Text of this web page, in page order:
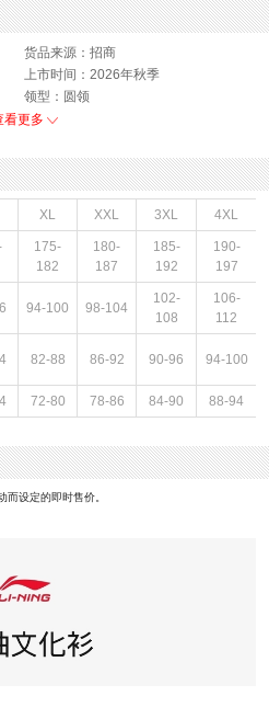
货品来源：招商
上市时间：2026年秋季
领型：圆领
运动款式：短袖T恤
看更多
XL XXL 3XL 4XL
175-
182
180-
187
185-
192
190-
197
94-100 98-104
102-
108
106-
112
82-88 86-92 90-96 94-100
72-80 78-86 84-90 88-94
而设定的即时售价。